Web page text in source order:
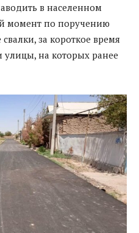
в населенном
момент по поручению
за короткое время
улицы, на которых ранее